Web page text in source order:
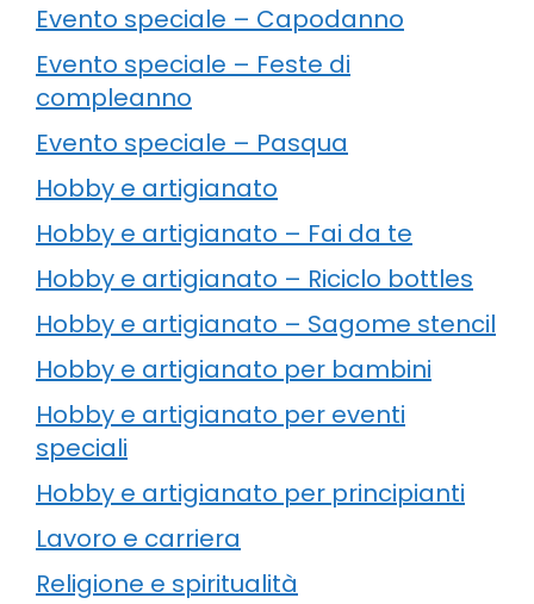
Evento speciale – Capodanno
Evento speciale – Feste di
compleanno
Evento speciale – Pasqua
Hobby e artigianato
Hobby e artigianato – Fai da te
Hobby e artigianato – Riciclo bottles
Hobby e artigianato – Sagome stencil
Hobby e artigianato per bambini
Hobby e artigianato per eventi
speciali
Hobby e artigianato per principianti
Lavoro e carriera
Religione e spiritualità